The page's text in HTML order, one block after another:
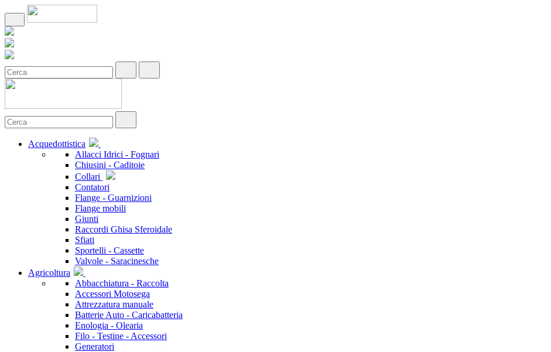
Acquedottistica
Allacci Idrici - Fognari
Chiusini - Caditoie
Collari
Contatori
Flange - Guarnizioni
Flange mobili
Giunti
Raccordi Ghisa Sferoidale
Sfiati
Sportelli - Cassette
Valvole - Saracinesche
Agricoltura
Abbacchiatura - Raccolta
Accessori Motosega
Attrezzatura manuale
Batterie Auto - Caricabatteria
Enologia - Olearia
Filo - Testine - Accessori
Generatori